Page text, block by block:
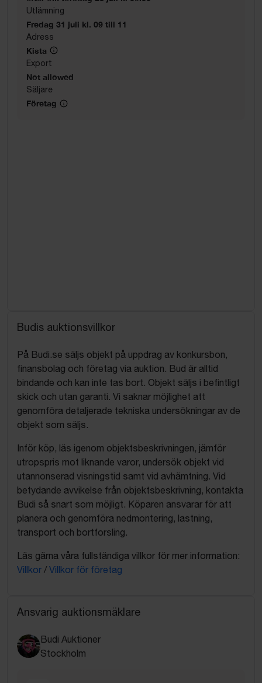
Utlämning
Fredag 31 juli kl. 09 till 11
Adress
Kista
Export
Not allowed
Säljare
Företag
Budis auktionsvillkor
På Budi.se säljs objekt på uppdrag av konkursbon,
finansbolag och företag via auktion. Bud är alltid
bindande och kan inte tas bort. Objekt säljs i befintligt
skick och utan garanti. Vi saknar möjlighet att
genomföra detaljerade tekniska undersökningar av de
objekt som säljs.
Inför köp, läs igenom objektsbeskrivningen, jämför
utropspris mot liknande varor, undersök objekt vid
utannonserad visningstid samt vid avhämtning. Vid
betydande avvikelse från objektsbeskrivning, kontakta
Budi så snart som möjligt. Köparen ansvarar för att
planera och genomföra nedmontering, lastning,
transport och bortforsling.
Läs gärna våra fullständiga villkor för mer information:
Villkor / Villkor för företag
Ansvarig auktionsmäklare
Budi Auktioner
Stockholm